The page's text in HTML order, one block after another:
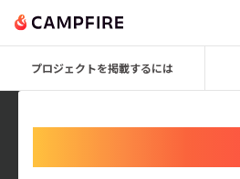
プロジェクトを掲載するには